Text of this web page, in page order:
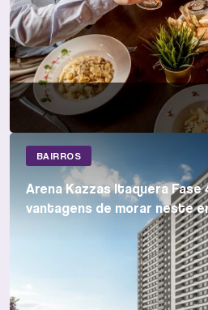
BAIRROS
Arena Kazzas Itaquera Fase
vantagens de morar neste